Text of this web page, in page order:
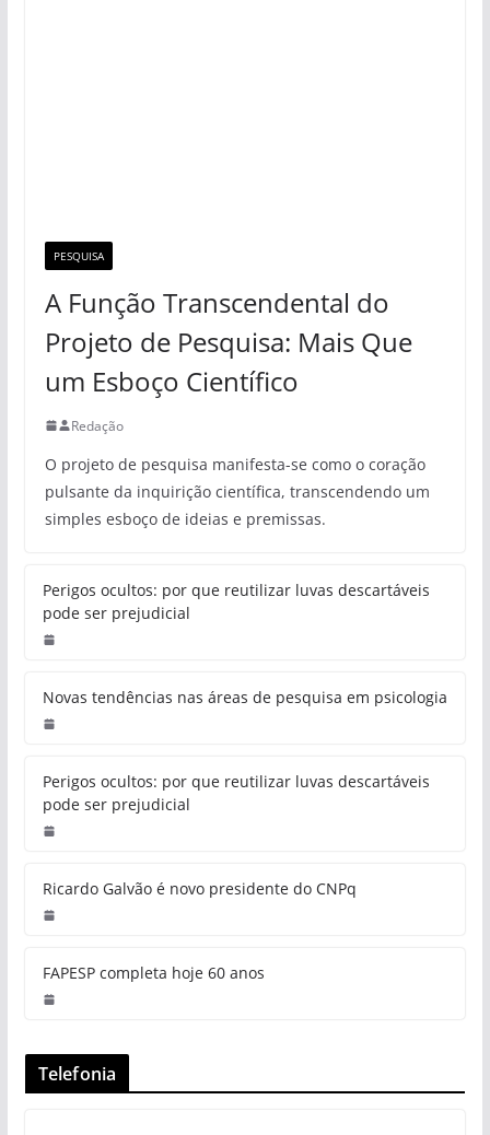
PESQUISA
A Função Transcendental do
Projeto de Pesquisa: Mais Que
um Esboço Científico
Redação
O projeto de pesquisa manifesta-se como o coração
pulsante da inquirição científica, transcendendo um
simples esboço de ideias e premissas.
Perigos ocultos: por que reutilizar luvas descartáveis
pode ser prejudicial
Novas tendências nas áreas de pesquisa em psicologia
Perigos ocultos: por que reutilizar luvas descartáveis
pode ser prejudicial
Ricardo Galvão é novo presidente do CNPq
FAPESP completa hoje 60 anos
Telefonia